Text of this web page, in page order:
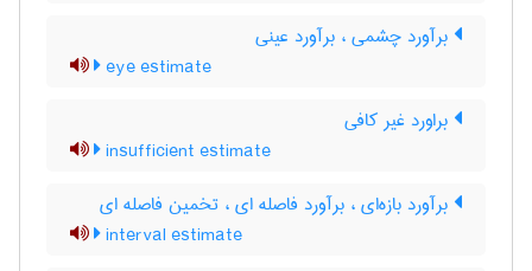
برآورد چشمی ، برآورد عینی
eye estimate
براورد غیر کافی
insufficient estimate
برآورد بازه‌ای ، برآورد فاصله ای ، تخمین فاصله ای
interval estimate